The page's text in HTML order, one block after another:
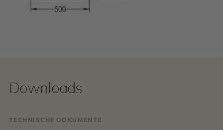
Downloads
TECHNISCHE DOKUMENTE